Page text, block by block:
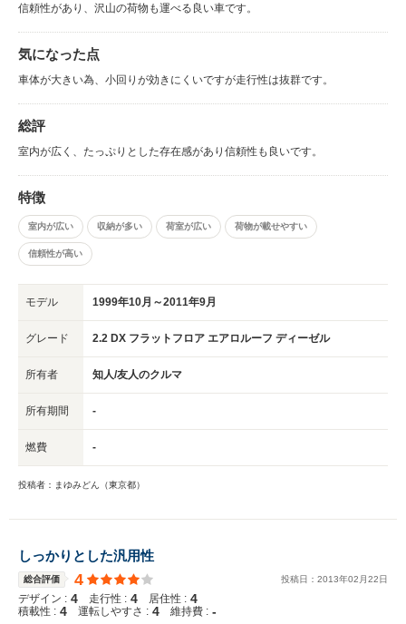
信頼性があり、沢山の荷物も運べる良い車です。
気になった点
車体が大きい為、小回りが効きにくいですが走行性は抜群です。
総評
室内が広く、たっぷりとした存在感があり信頼性も良いです。
特徴
室内が広い 収納が多い 荷室が広い 荷物が載せやすい
信頼性が高い
モデル 1999年10月～2011年9月
グレード 2.2 DX フラットフロア エアロルーフ ディーゼル
所有者 知人/友人のクルマ
所有期間 -
燃費 -
投稿者：まゆみどん（東京都）
しっかりとした汎用性
総合評価 4 投稿日： 2013年02 月22日
デザイン : 4 走行性 : 4 居住性 : 4
積載性 : 4 運転しやすさ : 4 維持費 : -